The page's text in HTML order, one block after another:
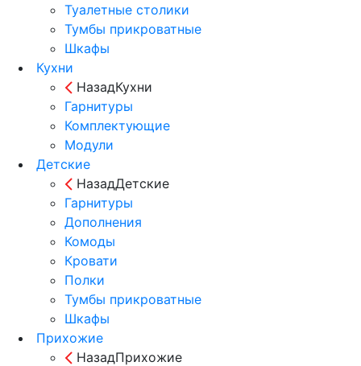
Туалетные столики
Тумбы прикроватные
Шкафы
Кухни
НазадКухни
Гарнитуры
Комплектующие
Модули
Детские
НазадДетские
Гарнитуры
Дополнения
Комоды
Кровати
Полки
Тумбы прикроватные
Шкафы
Прихожие
НазадПрихожие